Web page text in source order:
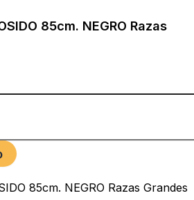
85cm. NEGRO Razas
85cm. NEGRO Razas Grandes